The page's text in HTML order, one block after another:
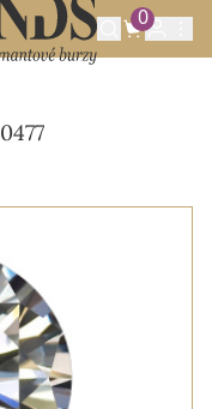
0
0.195CT I/VVS1 S IGI
0477